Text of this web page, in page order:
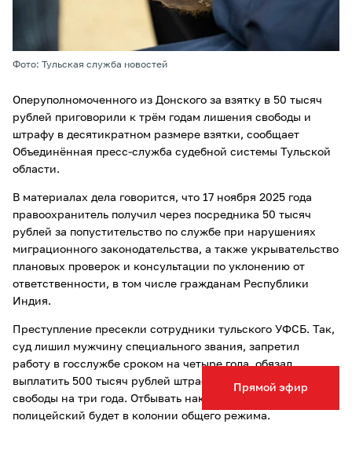
Прямой эфир
Фото: Тульская служба новостей
Оперуполномоченного из Донского за взятку в 50 тысяч
рублей приговорили к трём годам лишения свободы и
штрафу в десятикратном размере взятки, сообщает
Объединённая пресс-служба судебной системы Тульской
области.
В материалах дела говорится, что 17 ноября 2025 года
правоохранитель получил через посредника 50 тысяч
рублей за попустительство по службе при нарушениях
миграционного законодательства, а также укрывательство
плановых проверок и консультации по уклонению от
ответственности, в том числе гражданам Республики
Индия.
Преступление пресекли сотрудники тульского УФСБ. Так,
суд лишил мужчину специального звания, запретил
работу в госслужбе сроком на четыре года, обязал
выплатить 500 тысяч рублей штрафа, а также лишил
свободы на три года. Отбывать наказание бывший
полицейский будет в колонии общего режима.